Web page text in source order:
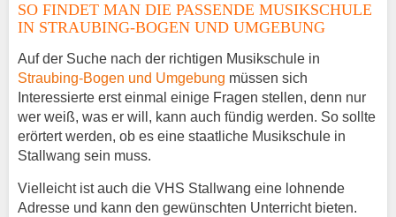
Gitarrenunterricht Stallwang
Musiklehrer Stellenangebote – Stallwang
SO FINDET MAN DIE PASSENDE MUSIKSCHULE
IN STRAUBING-BOGEN UND UMGEBUNG
Auf der Suche nach der richtigen Musikschule in
Straubing-Bogen und Umgebung müssen sich
Interessierte erst einmal einige Fragen stellen, denn nur
wer weiß, was er will, kann auch fündig werden. So sollte
erörtert werden, ob es eine staatliche Musikschule in
Stallwang sein muss.
Vielleicht ist auch die VHS Stallwang eine lohnende
Adresse und kann den gewünschten Unterricht bieten.